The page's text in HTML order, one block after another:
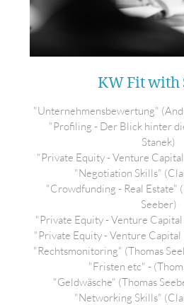
KW Fit with
"Unternehmensbewertung"
"Profiling - Der Blick hinter
Stanek)
"Private Equity - Venture
"Negotiation Skills"
"Crowdfunding - Real Estate"
Seeber)
"Private Equity - Venture Capital
"Private Equity - Venture Capital
"Rechtsmonitoring" (Thomas
"Fristen etc" -
"Geldwäsche" (Thomas
"Networking Skills"